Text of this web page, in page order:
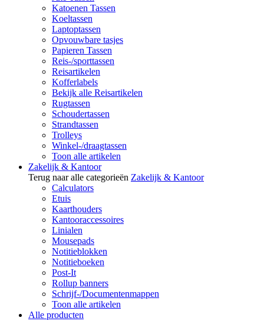
Katoenen Tassen
Koeltassen
Laptoptassen
Opvouwbare tasjes
Papieren Tassen
Reis-/sporttassen
Reisartikelen
Kofferlabels
Bekijk alle Reisartikelen
Rugtassen
Schoudertassen
Strandtassen
Trolleys
Winkel-/draagtassen
Toon alle artikelen
Zakelijk & Kantoor
Terug naar alle categorieën Zakelijk & Kantoor
Calculators
Etuis
Kaarthouders
Kantooraccessoires
Linialen
Mousepads
Notitieblokken
Notitieboeken
Post-It
Rollup banners
Schrijf-/Documentenmappen
Toon alle artikelen
Alle producten